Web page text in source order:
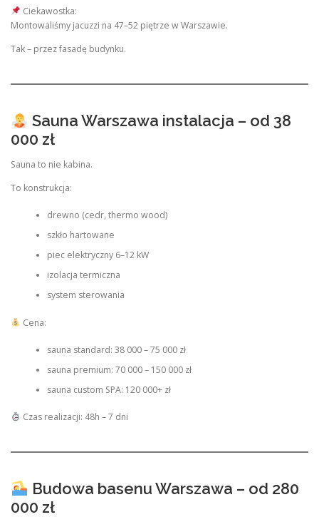
Ciekawostka:
Montowaliśmy jacuzzi na 47–52 piętrze w Warszawie.
Tak – przez fasadę budynku.
Sauna Warszawa instalacja – od 38
000 zł
Sauna to nie kabina.
To konstrukcja:
drewno (cedr, thermo wood)
szkło hartowane
piec elektryczny 6–12 kW
izolacja termiczna
system sterowania
Cena:
sauna standard: 38 000 – 75 000 zł
sauna premium: 70 000 – 150 000 zł
sauna custom SPA: 120 000+ zł
Czas realizacji: 48h – 7 dni
Budowa basenu Warszawa – od 280
000 zł